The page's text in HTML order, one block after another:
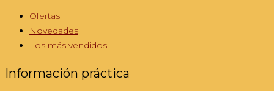
Ofertas
Novedades
Los más vendidos
Información práctica